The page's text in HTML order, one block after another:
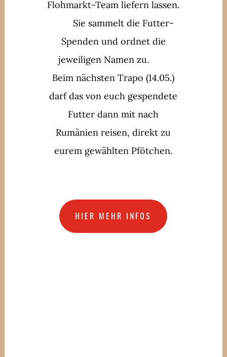
Flohmarkt-Team liefern lassen.
Sie sammelt die Futter-
Spenden und ordnet die
jeweiligen Namen zu.
Beim nächsten Trapo (14.05.)
darf das von euch gespendete
Futter dann mit nach
Rumänien reisen, direkt zu
eurem gewählten Pfötchen.
HIER MEHR INFOS